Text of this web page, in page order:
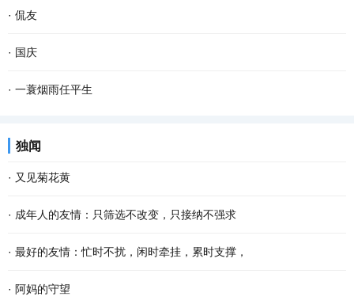
气，有母亲的人，心里是安定的。 一转眼，母亲离开我们已经整整七
年了，再过一个多月就是2022年的春节了，我更加...
与朋友交往起来，很多滋味在心头。 有的长相厮守，吃喝玩乐，但一
遇到事情需要分担，心里大多不会想起这人，因为明白，只是打发 无
聊 寂寞 时光的玩伴而已。有的不常见面，但逢...
· 侃友
月色很旺，透窗而入，满屋灵动。独自端坐， 寂寞 来袭。同院儿好友
老俞急匆匆闯进门来。我赶忙让座、沏茶。 茶慢慢浓了，我毕恭毕敬
· 国庆
民族复兴辉煌绩， 国家强盛人民福。 奋斗苦干华夏业， 团结努力勿
· 一蓑烟雨任平生
独闻
· 又见菊花黄
记不清从什么时候开始，迷上了冠小体瘦的野菊花，颇有山野归来不
看菊的意味。曾想种一片野菊，可是找不到那么一块地。而且我知
道，就算是圈养在眼前，最后的结果是花开得并不...
· 成年人的友情：只筛选不改变，只接纳不强求
年岁渐长，越发懂得，不是所有人都适合成为朋友。 茫茫人海，有人
同行，是幸运；无缘相伴，也不强留。我们只珍惜能和自己同行的那
· 最好的友情：忙时不扰，闲时牵挂，累时支撑，
看过一句话：好的关系，不一定朝夕相处，形影不离，但一定是天冷
· 阿妈的守望